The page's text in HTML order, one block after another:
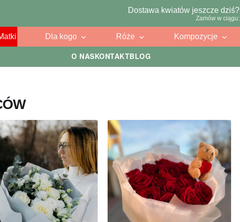
O NASKONTAKTBLOG
Dostawa kwiatów jeszcze dziś?
Zamów w ciągu:
Dla kogo Róże Kompozycje